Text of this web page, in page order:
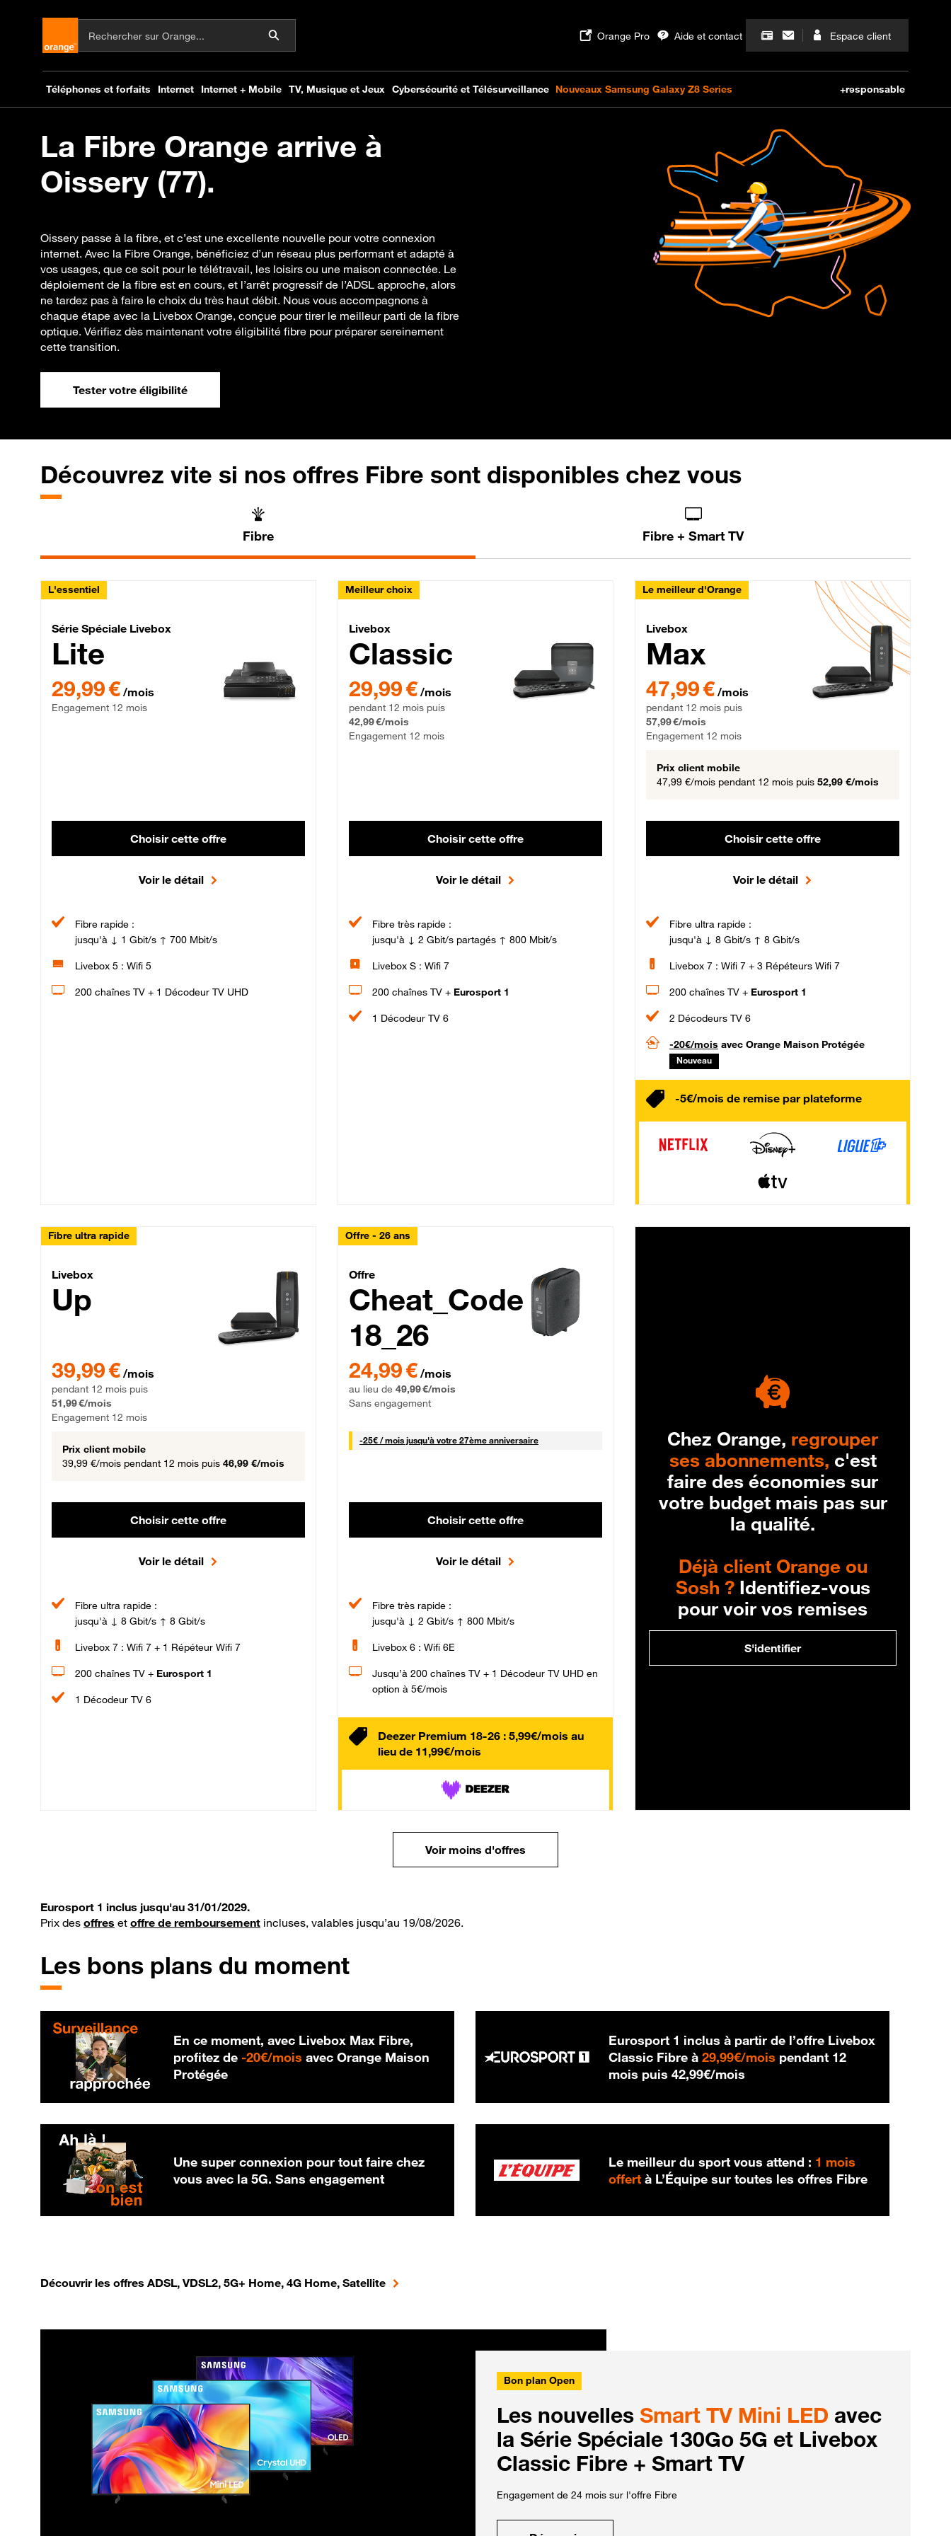
La Fibre Orange arrive à
Oissery (77).
Oissery passe à la fibre, et c’est une excellente nouvelle pour votre connexion
internet. Avec la Fibre Orange, bénéficiez d’un réseau plus performant et adapté à
vos usages, que ce soit pour le télétravail, les loisirs ou une maison connectée. Le
déploiement de la fibre est en cours, et l’arrêt progressif de l’ADSL approche, alors
ne tardez pas à faire le choix du très haut débit. Nous vous accompagnons à
chaque étape avec la Livebox Orange, conçue pour tirer le meilleur parti de la fibre
optique. Vérifiez dès maintenant votre éligibilité fibre pour préparer sereinement
cette transition.
Tester votre éligibilité
Découvrez vite si nos offres Fibre sont disponibles chez vous
Fibre Fibre + Smart TV
L'essentiel
Série Spéciale Livebox Lite Fibre
Série Spéciale Livebox
Lite
29,99 € par mois , Engagement 12 mois
29,99 € /mois
Engagement 12 mois
Choisir cette offre
Voir le détail
Fibre rapide :
jusqu'à ↓ 1 Gbit/s ↑ 700 Mbit/s
Livebox 5 : Wifi 5
200 chaînes TV + 1 Décodeur TV UHD
Meilleur choix
Livebox Classic Fibre
Livebox
Classic
29,99 € par mois pendant 12 mois puis 42,99 € par mois, Engagement 12 mois
29,99 € /mois
pendant 12 mois puis
42,99 €/mois
Engagement 12 mois
Choisir cette offre
Voir le détail
Fibre très rapide :
jusqu'à ↓ 2 Gbit/s partagés ↑ 800 Mbit/s
Livebox S : Wifi 7
200 chaînes TV + Eurosport 1
1 Décodeur TV 6
Le meilleur d'Orange
Livebox Max Fibre
Livebox
Max
47,99 € par mois pendant 12 mois puis 57,99 € par mois,
47,99 € /mois
pendant 12 mois puis
57,99 €/mois
Engagement 12 mois
Prix client mobile
47,99 €/mois pendant 12 mois puis 52,99 €/mois
Choisir cette offre
Voir le détail
Fibre ultra rapide :
jusqu'à ↓ 8 Gbit/s ↑ 8 Gbit/s
Livebox 7 : Wifi 7 + 3 Répéteurs Wifi 7
200 chaînes TV + Eurosport 1
2 Décodeurs TV 6
-20€/mois avec Orange Maison Protégée
Nouveau
-5€/mois de remise par plateforme
Fibre ultra rapide
Livebox Up Fibre
Livebox
Up
39,99 € /mois
pendant 12 mois puis
51,99 €/mois
Engagement 12 mois
Prix client mobile
39,99 €/mois pendant 12 mois puis 46,99 €/mois
Choisir cette offre
Voir le détail
Fibre ultra rapide :
jusqu'à ↓ 8 Gbit/s ↑ 8 Gbit/s
Livebox 7 : Wifi 7 + 1 Répéteur Wifi 7
200 chaînes TV + Eurosport 1
1 Décodeur TV 6
Offre - 26 ans
Cheat_Code Fibre_18_26
Offre
Cheat_Code
18_26
24,99 € /mois
au lieu de 49,99 €/mois
Sans engagement
-25€ / mois25 € par mois
jusqu'à votre 27ème anniversaire
Choisir cette offre
Voir le détail
Fibre très rapide :
jusqu'à ↓ 2 Gbit/s ↑ 800 Mbit/s
Livebox 6 : Wifi 6E
Jusqu’à 200 chaînes TV + 1 Décodeur TV UHD en
option à 5€/mois
Deezer Premium 18-26 : 5,99€/mois au
lieu de 11,99€/mois
Chez Orange, regrouper
ses abonnements, c'est
faire des économies sur
votre budget mais pas sur
la qualité.
Déjà client Orange ou
Sosh ?Identifiez-vous
pour voir vos remises
S'identifier
Voir moins d'offres
Eurosport 1 inclus jusqu'au 31/01/2029.
Prix des offres et offre de remboursement incluses, valables jusqu’au 19/08/2026.
Les bons plans du moment
En ce moment, avec Livebox Max Fibre,
profitez de -20€/mois 20 € par mois
avec Orange Maison
Protégée
Eurosport 1 inclus à partir de l’offre Livebox
Classic Fibre à29,99€/mois 29,99 € par mois
pendant 12
mois puis42,99€/mois
Une super connexion pour tout faire chez
vous avec la 5G. Sans engagement
Le meilleur du sport vous attend : 1 mois
offert à L’Équipe sur toutes les offres Fibre
Découvrir les offres ADSL, VDSL2, 5G+ Home, 4G Home, Satellite
Bon plan Open
Les nouvelles Smart TV Mini LED avec
la Série Spéciale 130Go 5G et Livebox
Classic Fibre + Smart TV
Engagement de 24 mois sur l'offre Fibre